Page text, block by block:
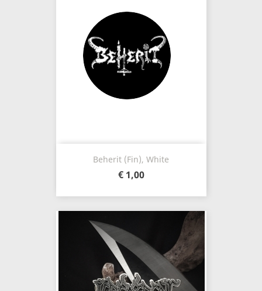
Beherit (Fin), White
€ 1,00